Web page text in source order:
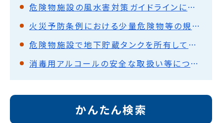
危険物施設の風水害対策ガイドラインについて
火災予防条例における少量危険物等の規制に係る運用を改正しました
危険物施設で地下貯蔵タンクを所有している設置者のかたへ
消毒用アルコールの安全な取扱い等について
かんたん検索